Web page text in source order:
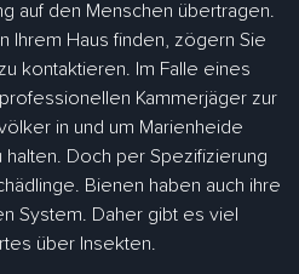
auf den Menschen übertragen.
Ihrem Haus finden, zögern Sie
kontaktieren. Im Falle eines
Kammerjäger zur
in und um Marienheide
halten. Doch per Spezifizierung
Bienen haben auch ihre
System. Daher gibt es viel
über Insekten.